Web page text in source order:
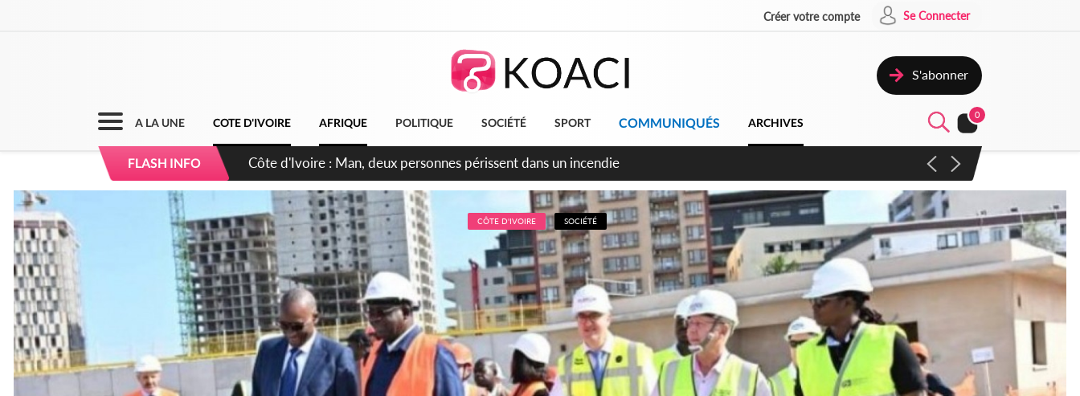
Créer votre compte Se Connecter
S'abonner
A LA UNE COTE D'IVOIRE AFRIQUE POLITIQUE SOCIÉTÉ SPORT COMMUNIQUÉS ARCHIVES
0
FLASH INFO
Côte d'Ivoire : Séileu, la célébration de la fête nationale transformée en vaste campagne contre les produits
dépigmentants dangereux
CÔTE D'IVOIRE SOCIÉTÉ